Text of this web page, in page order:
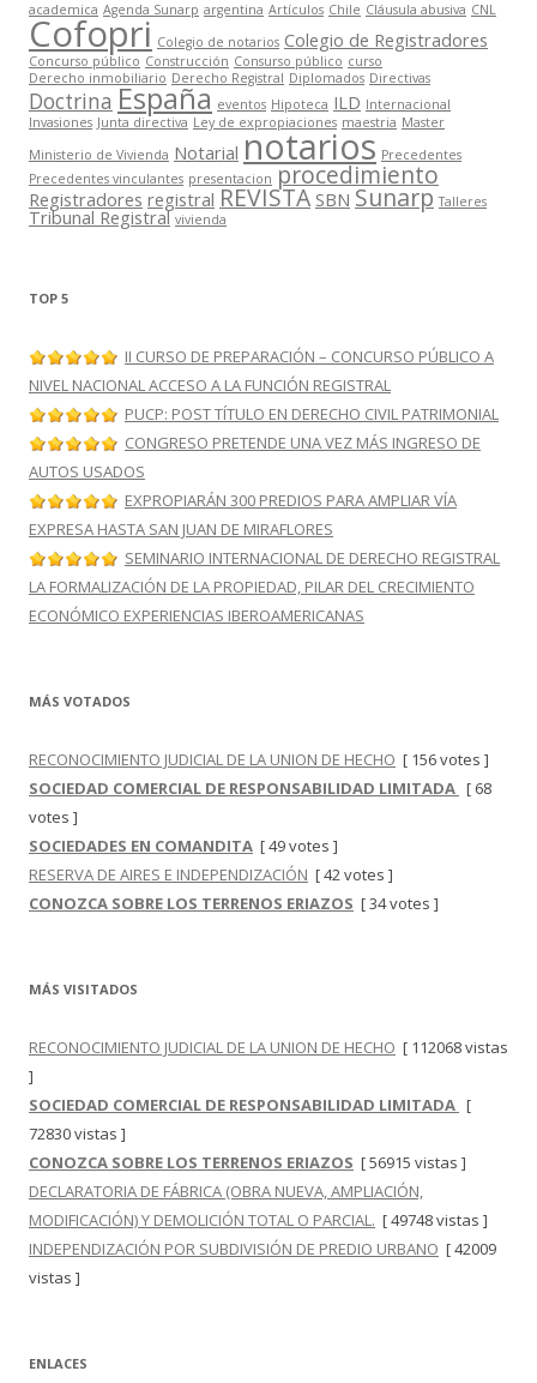
academica Agenda Sunarp argentina Artículos Chile Cláusula abusiva CNL
Cofopri Colegio de notarios Colegio de Registradores
Concurso público Construcción Consurso público curso
Derecho inmobiliario Derecho Registral Diplomados Directivas
Doctrina España eventos Hipoteca ILD Internacional
Invasiones Junta directiva Ley de expropiaciones maestria Master
Ministerio de Vivienda Notarial notarios Precedentes
Precedentes vinculantes presentacion procedimiento
Registradores registral REVISTA SBN Sunarp Talleres
Tribunal Registral vivienda
TOP 5
II CURSO DE PREPARACIÓN – CONCURSO PÚBLICO A
NIVEL NACIONAL ACCESO A LA FUNCIÓN REGISTRAL
PUCP: POST TÍTULO EN DERECHO CIVIL PATRIMONIAL
CONGRESO PRETENDE UNA VEZ MÁS INGRESO DE
AUTOS USADOS
EXPROPIARÁN 300 PREDIOS PARA AMPLIAR VÍA
EXPRESA HASTA SAN JUAN DE MIRAFLORES
SEMINARIO INTERNACIONAL DE DERECHO REGISTRAL
LA FORMALIZACIÓN DE LA PROPIEDAD, PILAR DEL CRECIMIENTO
ECONÓMICO EXPERIENCIAS IBEROAMERICANAS
MÁS VOTADOS
RECONOCIMIENTO JUDICIAL DE LA UNION DE HECHO [ 156 votes ]
SOCIEDAD COMERCIAL DE RESPONSABILIDAD LIMITADA [ 68
votes ]
SOCIEDADES EN COMANDITA [ 49 votes ]
RESERVA DE AIRES E INDEPENDIZACIÓN [ 42 votes ]
CONOZCA SOBRE LOS TERRENOS ERIAZOS [ 34 votes ]
MÁS VISITADOS
RECONOCIMIENTO JUDICIAL DE LA UNION DE HECHO [ 112068 vistas
]
SOCIEDAD COMERCIAL DE RESPONSABILIDAD LIMITADA [
72830 vistas ]
CONOZCA SOBRE LOS TERRENOS ERIAZOS [ 56915 vistas ]
DECLARATORIA DE FÁBRICA (OBRA NUEVA, AMPLIACIÓN,
MODIFICACIÓN) Y DEMOLICIÓN TOTAL O PARCIAL. [ 49748 vistas ]
INDEPENDIZACIÓN POR SUBDIVISIÓN DE PREDIO URBANO [ 42009
vistas ]
ENLACES